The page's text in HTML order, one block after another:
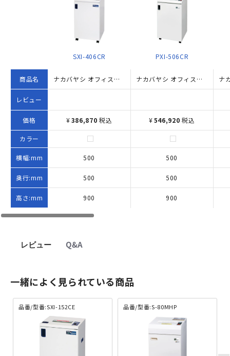
商品名
レビュー
価格
カラー
横幅:mm
奥行:mm
高さ:mm
SXI-406CR
ナカバヤシ オフィスシュレッダー SXI-406CR（W500×D500×H900）
¥386,870 税込
500
500
900
PXI-506CR
ナカバヤシ オフィスシュレッダー PXI-506CR W500×D500×H900
¥546,920 税込
500
500
900
レビュー Q&A
一緒によく見られている商品
品番/型番:SXI-152CE 品番/型番:S-80MHP